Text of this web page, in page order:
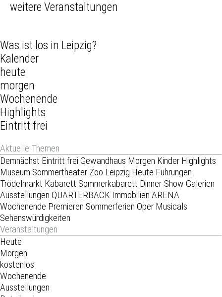
weitere Veranstaltungen
Was ist los in Leipzig?
Kalender
heute
morgen
Wochenende
Highlights
Eintritt frei
Aktuelle Themen
Demnächst Eintritt frei Gewandhaus Morgen Kinder Highlights
Museum Sommertheater Zoo Leipzig Heute Führungen
Trödelmarkt Kabarett Sommerkabarett Dinner-Show Galerien
Ausstellungen QUARTERBACK Immobilien ARENA
Wochenende Premieren Sommerferien Oper Musicals
Sehenswürdigkeiten
Veranstaltungen
Heute
Morgen
kostenlos
Wochenende
Ausstellungen